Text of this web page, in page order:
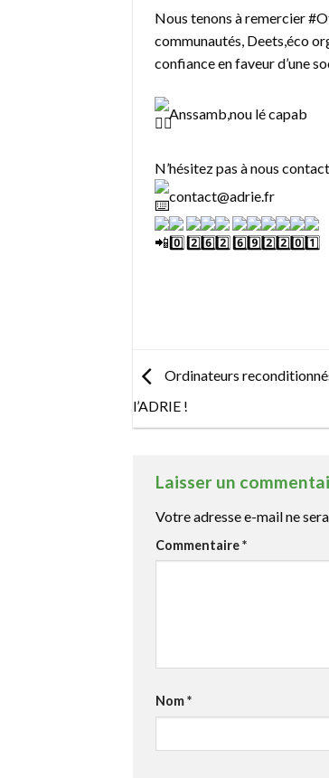
Nous tenons à remercier
communautés, Deets,éco
confiance en faveur d’une
Anssamb,nou lé capab
N’hésitez pas à nous
contact@adrie.fr
Ordinateurs
l’ADRIE !
Laisser un
Votre adresse e-mail ne
Commentaire*
Nom*